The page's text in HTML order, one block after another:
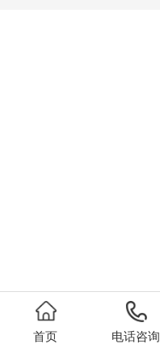
首页 电话咨询